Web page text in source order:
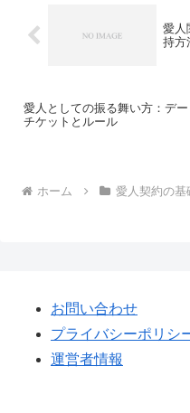
愛人
持方
愛人としての振る舞い方：デ
チケットとルール
ホーム 愛人契約の基
お問い合わせ
プライバシーポリシ
運営者情報